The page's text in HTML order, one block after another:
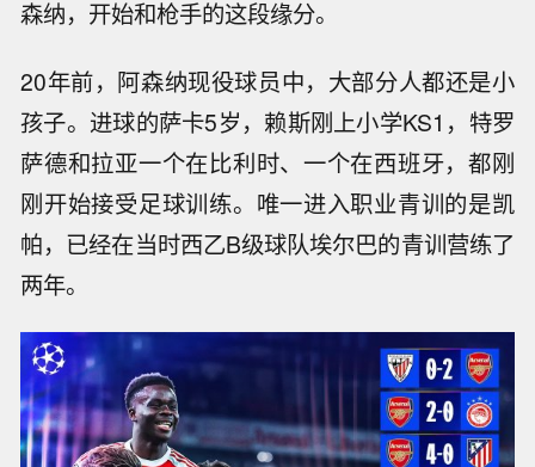
森纳，开始和枪手的这段缘分。
20年前，阿森纳现役球员中，大部分人都还是小
孩子。进球的萨卡5岁，赖斯刚上小学KS1，特罗
萨德和拉亚一个在比利时、一个在西班牙，都刚
刚开始接受足球训练。唯一进入职业青训的是凯
帕，已经在当时西乙B级球队埃尔巴的青训营练了
两年。